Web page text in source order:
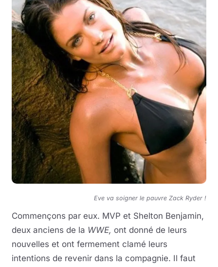
Eve va soigner le pauvre Zack Ryder !
Commençons par eux. MVP et Shelton Benjamin,
deux anciens de la WWE, ont donné de leurs
nouvelles et ont fermement clamé leurs
intentions de revenir dans la compagnie. Il faut